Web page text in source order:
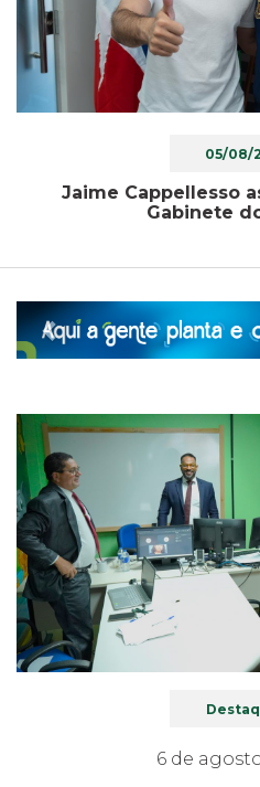
05/08/
Jaime Cappellesso
Gabinete
Previous
6 de